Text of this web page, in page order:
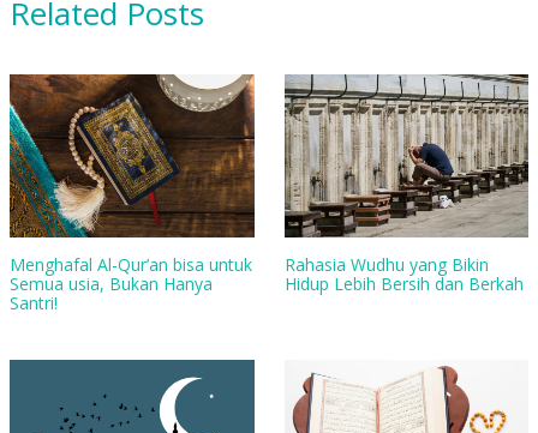
Related Posts
Menghafal Al-Qur’an bisa untuk
Semua usia, Bukan Hanya
Santri!
Rahasia Wudhu yang Bikin
Hidup Lebih Bersih dan Berkah